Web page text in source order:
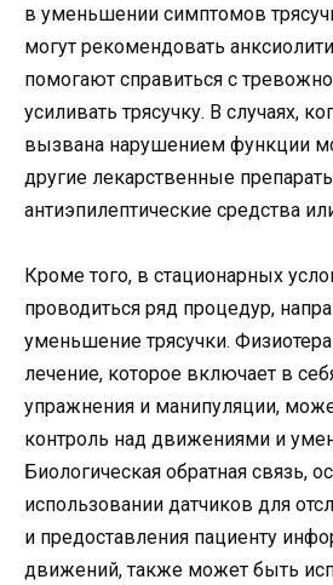
в уменьшении симптомов
могут рекомендовать
помогают справиться с
усиливать трясучку. В случаях,
вызвана нарушением функции
другие лекарственные
антиэпилептические средства
Кроме того, в стационарных
проводиться ряд процедур,
уменьшение трясучки.
лечение, которое включает в
упражнения и манипуляции,
контроль над движениями и
Биологическая обратная связь,
использовании датчиков для
и предоставления пациенту
движений, также может быть